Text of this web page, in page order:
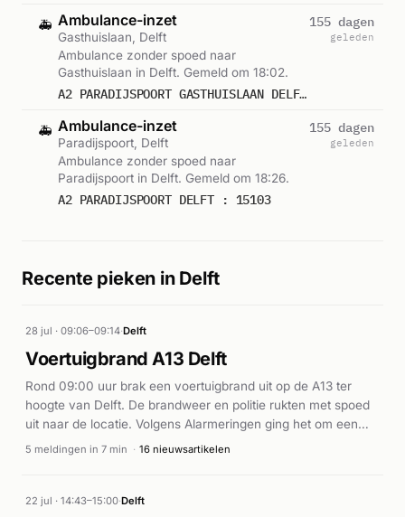
🚑 Ambulance-inzet
Gasthuislaan, Delft
Ambulance zonder spoed naar
Gasthuislaan in Delft. Gemeld om 18:02.
A2 PARADIJSPOORT GASTHUISLAAN DELFT : 15110
155 dagen
geleden
🚑 Ambulance-inzet
Paradijspoort, Delft
Ambulance zonder spoed naar
Paradijspoort in Delft. Gemeld om 18:26.
A2 PARADIJSPOORT DELFT : 15103
155 dagen
geleden
Recente pieken in Delft
28 jul · 09:06–09:14·Delft
Voertuigbrand A13 Delft
Rond 09:00 uur brak een voertuigbrand uit op de A13 ter
hoogte van Delft. De brandweer en politie rukten met spoed
uit naar de locatie. Volgens Alarmeringen ging het om een
voertuigbrand op de snelweg. District8.net meldt dat de
is onder controle gebracht zonder melding van gewonden.
5 meldingen in 7 min · 16 nieuwsartikelen
22 jul · 14:43–15:00·Delft